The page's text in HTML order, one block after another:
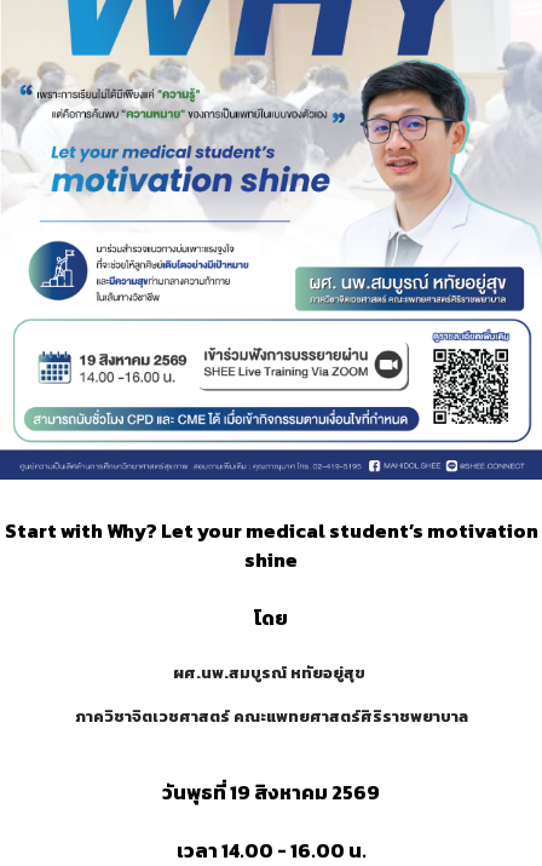
Start with Why? Let your medical student’s motivation
shine
โดย
ผศ.นพ.สมบูรณ์ หทัยอยู่สุข
ภาควิชาจิตเวชศาสตร์ คณะแพทยศาสตร์ศิริราชพยาบาล
วันพุธที่ 19 สิงหาคม 2569
เวลา 14.00 - 16.00 น.